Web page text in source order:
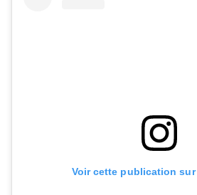
Voir cette publication sur